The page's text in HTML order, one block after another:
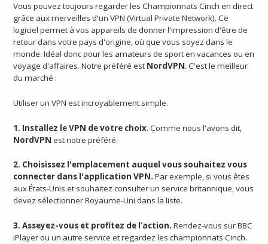
Vous pouvez toujours regarder les Championnats Cinch en direct
grâce aux merveilles d'un VPN (Virtual Private Network). Ce
logiciel permet à vos appareils de donner l'impression d'être de
retour dans votre pays d'origine, où que vous soyez dans le
monde. Idéal donc pour les amateurs de sport en vacances ou en
voyage d'affaires. Notre préféré est NordVPN. C'est le meilleur
du marché :
Utiliser un VPN est incroyablement simple.
1. Installez le VPN de votre choix. Comme nous l'avons dit,
NordVPN est notre préféré.
2. Choisissez l'emplacement auquel vous souhaitez vous
connecter dans l'application VPN.Par exemple, si vous êtes
aux États-Unis et souhaitez consulter un service britannique, vous
devez sélectionner Royaume-Uni dans la liste.
3. Asseyez-vous et profitez de l’action.Rendez-vous sur BBC
iPlayer ou un autre service et regardez les championnats Cinch.